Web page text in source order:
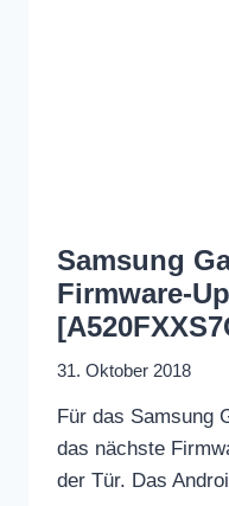
Samsung
Firmware-
31. Oktober 2018
Für das Samsung
das nächste
der Tür. Das